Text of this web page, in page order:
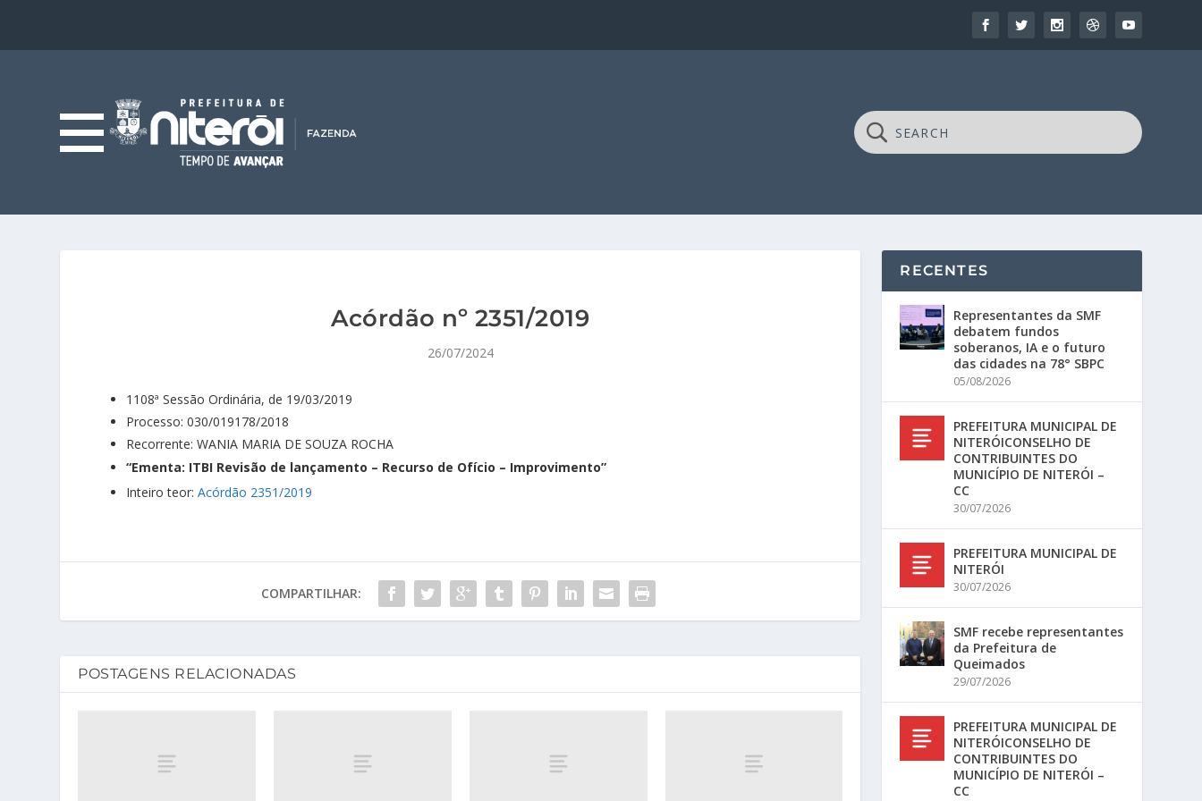
Acórdão nº 2351/2019
26/07/2024
1108ª Sessão Ordinária, de 19/03/2019
Processo: 030/019178/2018
Recorrente: WANIA MARIA DE SOUZA ROCHA
“Ementa: ITBI Revisão de lançamento – Recurso de Ofício – Improvimento”
Inteiro teor:Acórdão 2351/2019
COMPARTILHAR:
POSTAGENS RELACIONADAS
RECENTES
Representantes da SMF
debatem fundos
soberanos, IA e o futuro
das cidades na 78° SBPC
05/08/2026
PREFEITURA MUNICIPAL DE
NITERÓICONSELHO DE
CONTRIBUINTES DO
MUNICÍPIO DE NITERÓI –
CC
30/07/2026
PREFEITURA MUNICIPAL DE
NITERÓI
30/07/2026
SMF recebe representantes
da Prefeitura de
Queimados
29/07/2026
PREFEITURA MUNICIPAL DE
NITERÓICONSELHO DE
CONTRIBUINTES DO
MUNICÍPIO DE NITERÓI –
CC